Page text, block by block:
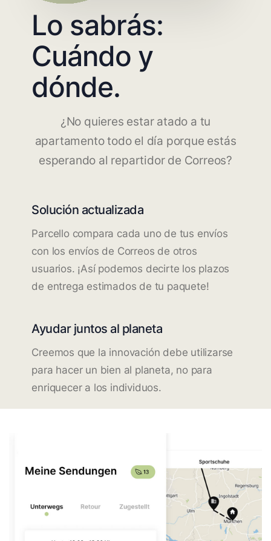
Lo sabrás:
Cuándo y
dónde.
¿No quieres estar atado a tu
apartamento todo el día porque estás
esperando al repartidor de Correos?
Solución actualizada
Parcello compara cada uno de tus envíos
con los envíos de Correos de otros
usuarios. ¡Así podemos decirte los plazos
de entrega estimados de tu paquete!
Ayudar juntos al planeta
Creemos que la innovación debe utilizarse
para hacer un bien al planeta, no para
enriquecer a los individuos.